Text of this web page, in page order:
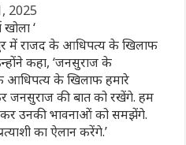
2025
‘
में राजद के आधिपत्य के खिलाफ
कहा, ‘जनसुराज के
आधिपत्य के खिलाफ हमारे
जनसुराज की बात को रखेंगे. हम
उनकी भावनाओं को समझेंगे.
का ऐलान करेंगे.’